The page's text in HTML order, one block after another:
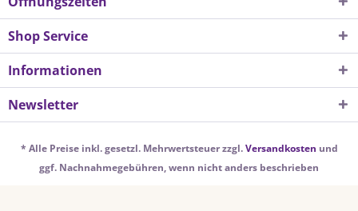
Shop Service
Informationen
Newsletter
* Alle Preise inkl. gesetzl. Mehrwertsteuer zzgl.Versandkosten und
ggf. Nachnahmegebühren, wenn nicht anders beschrieben